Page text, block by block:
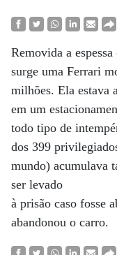
Removida a
surge uma Ferrari
milhões. Ela estava
em um
todo tipo de
dos 399
mundo) acumulava
ser levado
à prisão caso fosse
abandonou o carro.